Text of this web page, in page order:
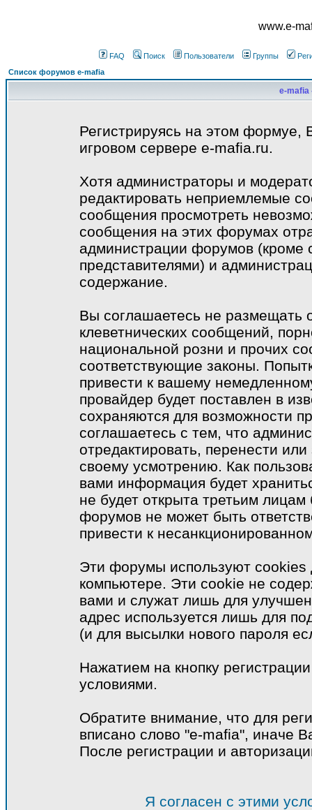
www.e-
FAQ Поиск Пользователи Группы
Список форумов e-mafia
e-mafia
Регистрируясь на этом формуе,
игровом сервере e-mafia.ru.
Хотя администраторы и
редактировать неприемлемые
сообщения просмотреть
сообщения на этих форумах
администрации форумов
представителями) и
содержание.
Вы соглашаетесь не размещать
клеветнических сообщений,
национальной розни и прочих
соответствующие законы.
привести к вашему
провайдер будет поставлен в
сохраняются для возможности
соглашаетесь с тем, что
отредактировать, перенести
своему усмотрению. Как
вами информация будет
не будет открыта третьим
форумов не может быть
привести к
Эти форумы используют
компьютере. Эти cookie не
вами и служат лишь для
адрес используется лишь для
(и для высылки нового пароля
Нажатием на кнопку
условиями.
Обратите внимание, что для
вписано слово "e-mafia", иначе
После регистрации и
Я согласен с этими